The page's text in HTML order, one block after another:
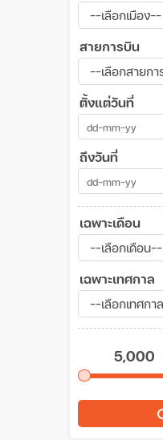
สายการบิน
ตั้งแต่วันที่
ถึงวันที่
เฉพาะเดือน
เฉพาะเทศกาล